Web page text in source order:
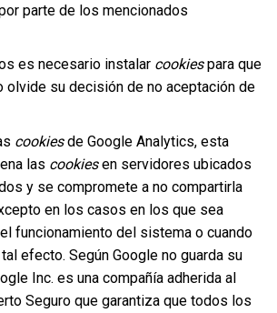
parte de los mencionados
es necesario instalar cookiespara que
olvide su decisión de no aceptación de
cookiesde Google Analytics, esta
las cookiesen servidores ubicados
y se compromete a no compartirla
en los casos en los que sea
funcionamiento del sistema o cuando
efecto. Según Google no guarda su
Inc. es una compañía adherida al
Seguro que garantiza que todos los